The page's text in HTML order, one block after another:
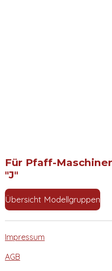
Für Pfaff-
"J"
Übersicht Modellgruppen
Impressum
AGB